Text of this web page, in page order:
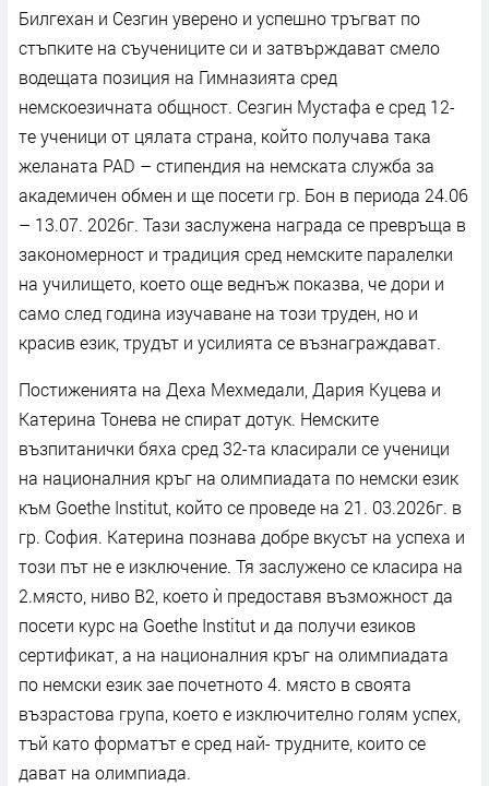
Билгехан и Сезгин уверено и успешно тръгват по
стъпките на съучениците си и затвърждават смело
водещата позиция на Гимназията сред
немскоезичната общност. Сезгин Мустафа е сред 12-
те ученици от цялата страна, който получава така
желаната PAD – стипендия на немската служба за
академичен обмен и ще посети гр. Бон в периода 24.06
– 13.07. 2026г. Тази заслужена награда се превръща в
закономерност и традиция сред немските паралелки
на училището, което още веднъж показва, че дори и
само след година изучаване на този труден, но и
красив език, трудът и усилията се възнаграждават.
Постиженията на Деха Мехмедали, Дария Куцева и
Катерина Тонева не спират дотук. Немските
възпитанички бяха сред 32-та класирали се ученици
на националния кръг на олимпиадата по немски език
към Goethe Institut, който се проведе на 21. 03.2026г. в
гр. София. Катерина познава добре вкусът на успеха и
този път не е изключение. Тя заслужено се класира на
2.място, ниво В2, което ѝ предоставя възможност да
посети курс на Goethe Institut и да получи езиков
сертификат, а на националния кръг на олимпиадата
по немски език зае почетното 4. място в своята
възрастова група, което е изключително голям успех,
тъй като форматът е сред най- трудните, които се
дават на олимпиада.